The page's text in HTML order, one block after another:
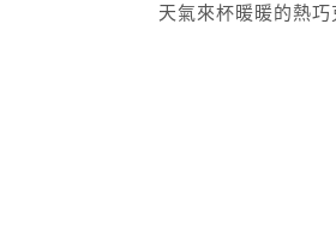
天氣來杯暖暖的熱巧